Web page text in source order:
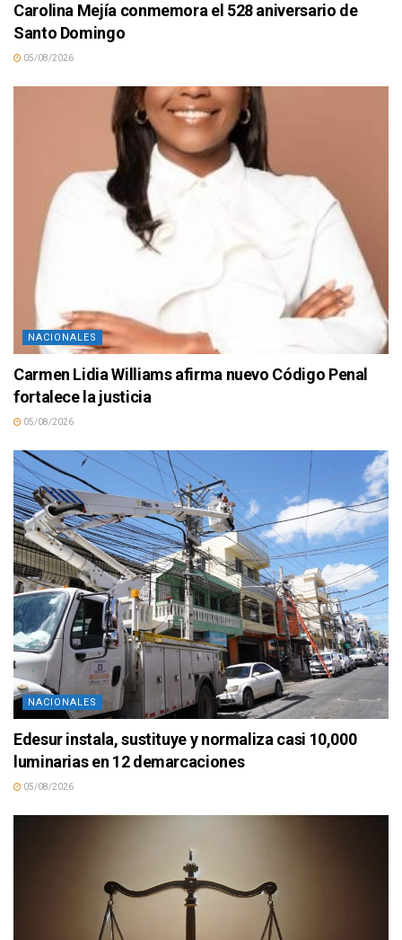
Carolina Mejía conmemora el 528 aniversario de
Santo Domingo
05/08/2026
NACIONALES
Carmen Lidia Williams afirma nuevo Código Penal
fortalece la justicia
05/08/2026
NACIONALES
Edesur instala, sustituye y normaliza casi 10,000
luminarias en 12 demarcaciones
05/08/2026